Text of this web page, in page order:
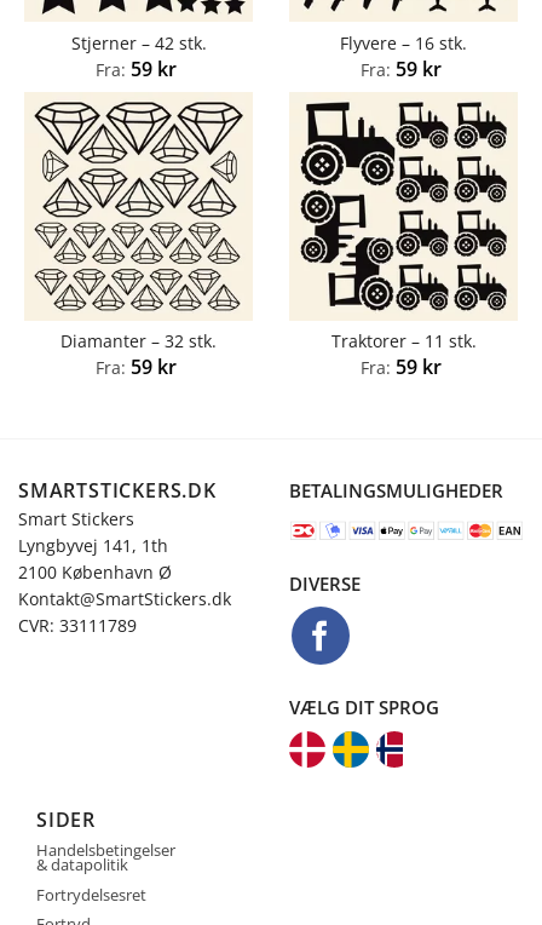
Stjerner – 42 stk.
Fra: 59 kr
Flyvere – 16 stk.
Fra: 59 kr
Diamanter – 32 stk.
Fra: 59 kr
Traktorer – 11 stk.
Fra: 59 kr
SMARTSTICKERS.DK
Smart Stickers
Lyngbyvej 141, 1th
2100 København Ø
Kontakt@SmartStickers.dk
CVR: 33111789
BETALINGSMULIGHEDER
DIVERSE
VÆLG DIT SPROG
SIDER
Handelsbetingelser
& datapolitik
Fortrydelsesret